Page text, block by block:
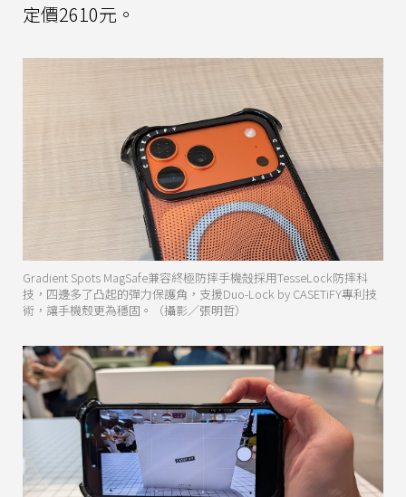
定價2610元。
Gradient Spots MagSafe兼容終極防摔手機殻採用TesseLock防摔科
技，四邊多了凸起的彈力保護角，支援Duo-Lock by CASETiFY專利技
術，讓手機殼更為穩固。（攝影／張明哲）